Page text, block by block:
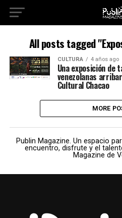
All posts tagged
CULTURA 4 años ago
Una exposición
venezolanas
Cultural Chacao
MORE
Publin Magazine. Un espacio
encuentro, disfrute y el
Magazine de